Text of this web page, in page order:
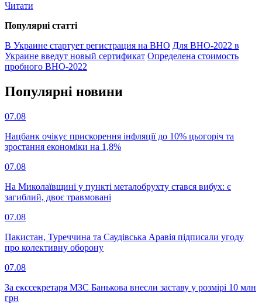
Читати
Популярнi статтi
В Украине стартует регистрация на ВНО Для ВНО-2022 в
Украине введут новый сертификат Определена стоимость
пробного ВНО-2022
Популярнi новини
07.08
Нацбанк очікує прискорення інфляції до 10% цьогоріч та
зростання економіки на 1,8%
07.08
На Миколаївщині у пункті металобрухту стався вибух: є
загиблий, двоє травмовані
07.08
Пакистан, Туреччина та Саудівська Аравія підписали угоду
про колективну оборону
07.08
За екссекретаря МЗС Банькова внесли заставу у розмірі 10 млн
грн